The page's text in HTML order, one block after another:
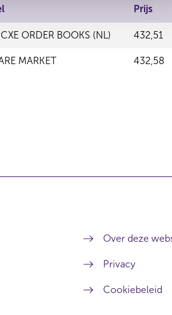
Prijs
ORDER BOOKS (NL) 432,51
MARKET 432,58
Over deze
Privacy
Cookiebeleid